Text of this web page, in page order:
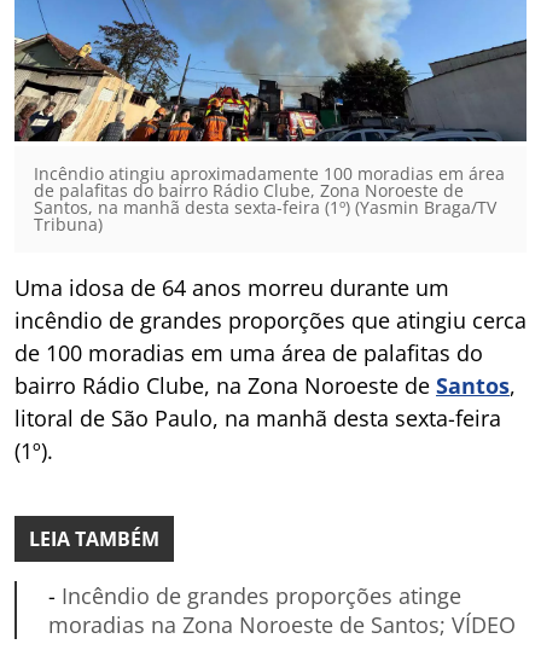
Incêndio atingiu aproximadamente 100 moradias em área
de palafitas do bairro Rádio Clube, Zona Noroeste de
Santos, na manhã desta sexta-feira (1º) (Yasmin Braga/TV
Tribuna)
Uma idosa de 64 anos morreu durante um
incêndio de grandes proporções que atingiu cerca
de 100 moradias em uma área de palafitas do
bairro Rádio Clube, na Zona Noroeste de Santos,
litoral de São Paulo, na manhã desta sexta-feira
(1º).
LEIA TAMBÉM
- Incêndio de grandes proporções atinge
moradias na Zona Noroeste de Santos; VÍDEO